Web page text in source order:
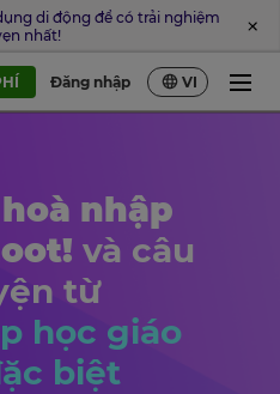
di động để có trải nghiệm
nhất!
Đăng nhập VI
nhập
và câu
từ
học giáo
biệt